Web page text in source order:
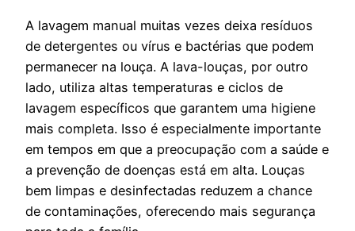
A lavagem manual muitas vezes deixa resíduos
de detergentes ou vírus e bactérias que podem
permanecer na louça. A lava-louças, por outro
lado, utiliza altas temperaturas e ciclos de
lavagem específicos que garantem uma higiene
mais completa. Isso é especialmente importante
em tempos em que a preocupação com a saúde e
a prevenção de doenças está em alta. Louças
bem limpas e desinfectadas reduzem a chance
de contaminações, oferecendo mais segurança